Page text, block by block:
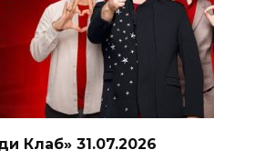
Клаб» 31.07.2026